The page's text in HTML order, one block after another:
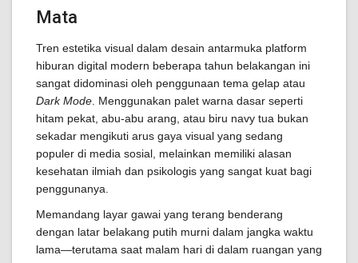
Mata
Tren estetika visual dalam desain antarmuka platform
hiburan digital modern beberapa tahun belakangan ini
sangat didominasi oleh penggunaan tema gelap atau
Dark Mode . Menggunakan palet warna dasar seperti
hitam pekat, abu-abu arang, atau biru navy tua bukan
sekadar mengikuti arus gaya visual yang sedang
populer di media sosial, melainkan memiliki alasan
kesehatan ilmiah dan psikologis yang sangat kuat bagi
penggunanya.
Memandang layar gawai yang terang benderang
dengan latar belakang putih murni dalam jangka waktu
lama—terutama saat malam hari di dalam ruangan yang